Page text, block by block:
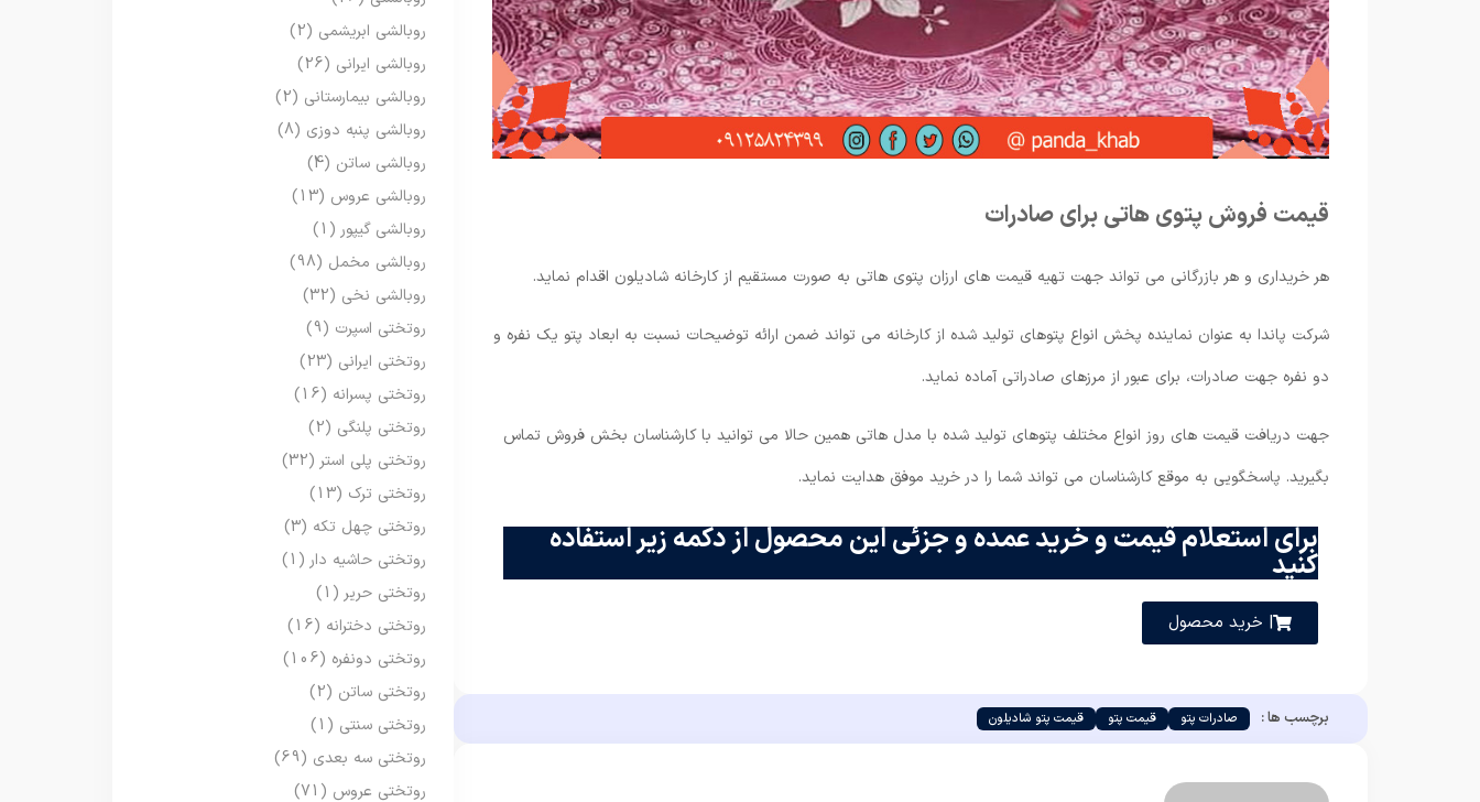
قیمت فروش پتوی هاتی برای صادرات
هر خریداری و هر بازرگانی می ‌تواند جهت تهیه قیمت های ارزان پتوی هاتی به صورت مستقیم از کارخانه شادیلون اقدام نماید.
شرکت پاندا به عنوان نماینده پخش انواع پتوهای تولید شده از کارخانه می ‌تواند ضمن ارائه توضیحات نسبت به ابعاد پتو یک نفره و
دو نفره جهت صادرات، برای عبور از مرزهای صادراتی آماده نماید.
جهت دریافت قیمت های روز انواع مختلف پتوهای تولید شده با مدل هاتی همین حالا می توانید با کارشناسان بخش فروش تماس
بگیرید. پاسخگویی به موقع کارشناسان می تواند شما را در خرید موفق هدایت نماید.
برای استعلام قیمت و خرید عمده و جزئی این محصول از دکمه زیر استفاده
کنید
| خرید محصول
برچسب ها : صادرات پتو قیمت پتو قیمت پتو شادیلون
روبالشی ابریشمی (2)
روبالشی ایرانی (26)
روبالشی بیمارستانی (2)
روبالشی پنبه دوزی (8)
روبالشی ساتن (4)
روبالشی عروس (13)
روبالشی گیپور (1)
روبالشی مخمل (98)
روبالشی نخی (32)
روتختی اسپرت (9)
روتختی ایرانی (23)
روتختی پسرانه (16)
روتختی پلنگی (2)
روتختی پلی استر (32)
روتختی ترک (13)
روتختی چهل تکه (3)
روتختی حاشیه دار (1)
روتختی حریر (1)
روتختی دخترانه (16)
روتختی دونفره (106)
روتختی ساتن (2)
روتختی سنتی (1)
روتختی سه بعدی (69)
روتختی عروس (71)